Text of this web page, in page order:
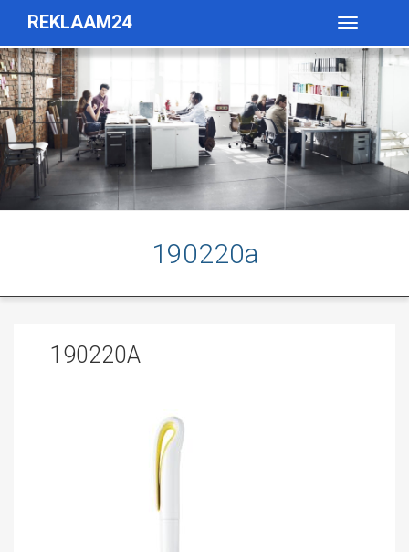
REKLAAM24
Toggle
190220a
190220A